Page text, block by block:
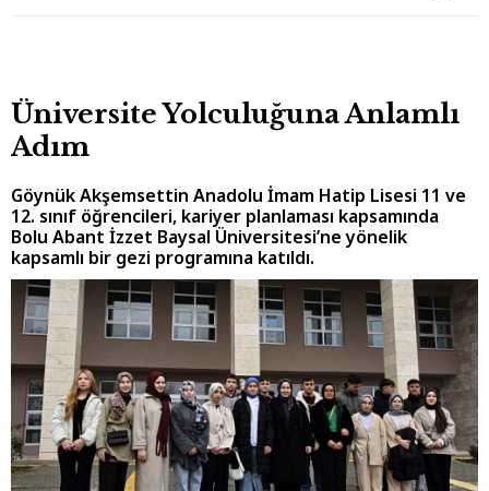
Üniversite Yolculuğuna Anlamlı
Adım
Göynük Akşemsettin Anadolu İmam Hatip Lisesi 11 ve
12. sınıf öğrencileri, kariyer planlaması kapsamında
Bolu Abant İzzet Baysal Üniversitesi’ne yönelik
kapsamlı bir gezi programına katıldı.